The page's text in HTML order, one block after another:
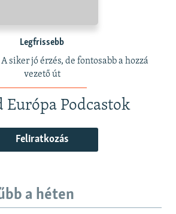
Legfrissebb
siker jó érzés, de fontosabb a hozzá
vezető út
Európa Podcastok
Feliratkozás
a héten